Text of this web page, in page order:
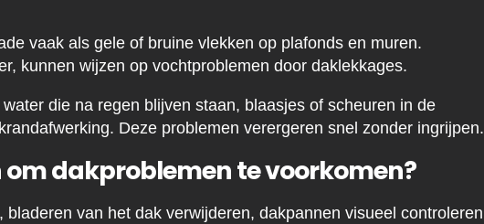
vaak als gele of bruine vlekken op plafonds en muren.
kunnen wijzen op vochtproblemen door daklekkages.
die na regen blijven staan, blaasjes of scheuren in de
Deze problemen verergeren snel zonder ingrijpen.
om dakproblemen te voorkomen?
van het dak verwijderen, dakpannen visueel controleren